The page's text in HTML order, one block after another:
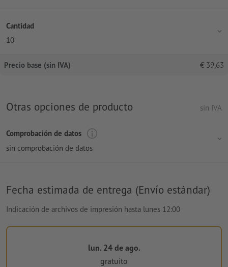
Cantidad
10
Precio base (sin IVA) € 39,63
Otras opciones de producto sin IVA
Comprobación de datos
sin comprobación de datos
Fecha estimada de entrega (Envío estándar)
Indicación de archivos de impresión hasta lunes 12:00
lun. 24 de ago.
gratuito